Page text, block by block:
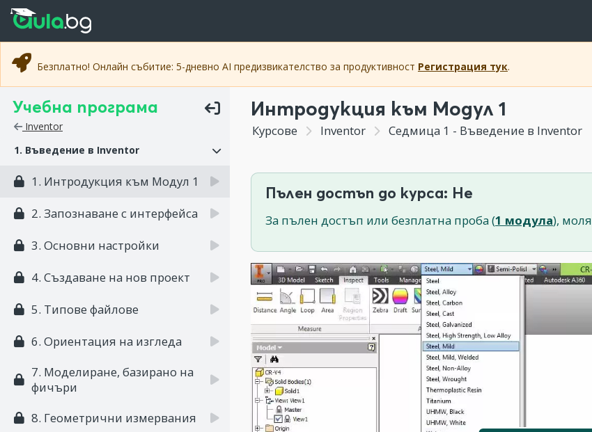
Прескочи към основното съдържание
Прескочи към навигацията
Безплатно! Онлайн събитие: 5-дневно AI предизвикателство за продуктивност Регистрация тук.
Учебна програма
Inventor
1. Въведение в Inventor
1. Интродукция към Модул 1
2. Запознаване с интерфейса
3. Основни настройки
4. Създаване на нов проект
5. Типове файлове
6. Ориентация на изгледа
7. Моделиране, базирано на
фичъри
8. Геометрични измервания
Интродукция към Модул 1
Курсове Inventor Седмица 1 - Въведение в Inventor
Пълен достъп до курса: Не
За пълен достъп или безплатна проба (1 модула), моля